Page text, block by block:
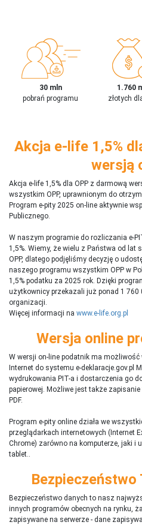
30 mln
pobrań programu
1.760
złotych
Akcja e-life 1,5%
wersją
Akcja e-life 1,5% dla OPP z darmową
wszystkim OPP, uprawnionym do
Program e-pity 2025 on-line aktywnie
Publicznego.
W naszym programie do rozliczania e-
1,5%. Wiemy, że wielu z Państwa od lat
OPP, dlatego podjęliśmy decyzję o
naszego programu wszystkim OPP w
1,5% podatku za 2025 rok. Dzięki
użytkownicy przekazali już ponad 1 760
organizacji.
Więcej informacji na www.e-life.org.pl
Wersja online
W wersji on-line podatnik ma możliwość
Internet do systemu e-deklaracje.gov.pl
wydrukowania PIT-a i dostarczenia go
papierowej. Możliwe jest także zapisanie
PDF.
Program e-pity online działa we
przeglądarkach internetowych (Internet
Chrome) zarówno na komputerze, jaki i
tablet..
Bezpieczeństwo
Bezpieczeństwo danych to nasz
innych programów obecnych na rynku, ż
zapisywane na serwerze - dane